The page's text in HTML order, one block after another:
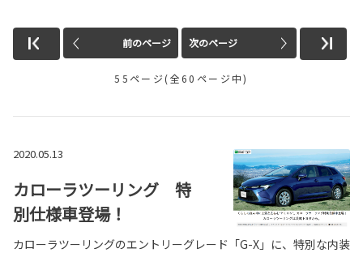
前のページ 次のページ
55ページ(全60ページ中)
2020.05.13
カローラツーリング 特
別仕様車登場！
カローラツーリングのエントリーグレード「G-X」に、特別な内装